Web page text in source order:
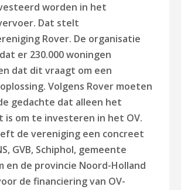
worden in het
Dat stelt
Rover. De organisatie
er 230.000 woningen
dat dit vraagt om een
Volgens Rover moeten
gedachte dat alleen het
is om te investeren in het OV.
de vereniging een concreet
GVB, Schiphol, gemeente
en de provincie Noord-Holland
de financiering van OV-